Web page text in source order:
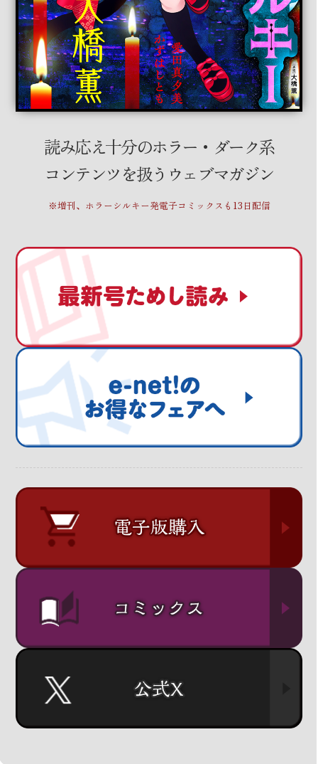
読み応え十分のホラー・ダーク系
コンテンツを扱うウェブマガジン
※増刊、ホラーシルキー発電子コミックスも13日配信